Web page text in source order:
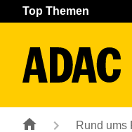
NavigationTop Themen
Rund ums